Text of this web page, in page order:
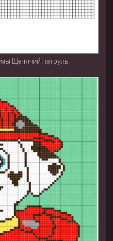
Щенячий патруль